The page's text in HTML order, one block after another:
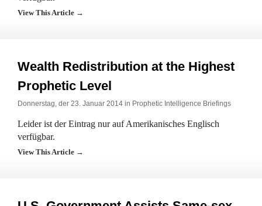
View This Article →
Wealth Redistribution at the Highest
Prophetic Level
Donnerstag, der 23. Januar 2014 in Prophetic Intelligence Briefings
Leider ist der Eintrag nur auf Amerikanisches Englisch
verfügbar.
View This Article →